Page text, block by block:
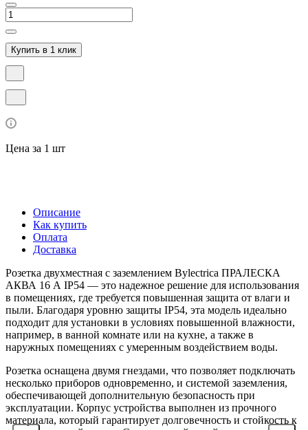
Купить в 1 клик
Цена за 1 шт
Описание
Как купить
Оплата
Доставка
Розетка двухместная с заземлением Bylectrica ПРАЛЕСКА
АКВА 16 А IP54 — это надежное решение для использования
в помещениях, где требуется повышенная защита от влаги и
пыли. Благодаря уровню защиты IP54, эта модель идеально
подходит для установки в условиях повышенной влажности,
например, в ванной комнате или на кухне, а также в
наружных помещениях с умеренным воздействием воды.
Розетка оснащена двумя гнездами, что позволяет подключать
несколько приборов одновременно, и системой заземления,
обеспечивающей дополнительную безопасность при
эксплуатации. Корпус устройства выполнен из прочного
материала, который гарантирует долговечность и стойкость к